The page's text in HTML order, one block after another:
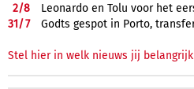
2/8
Leonardo en Tolu voor het
31/7 Godts gespot in Porto,
Stel hier in welk nieuws jij